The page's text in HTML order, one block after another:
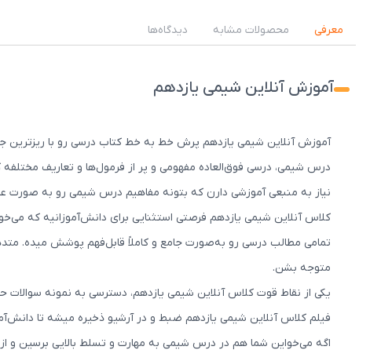
معرفی محصولات مشابه دیدگاه‌ها
آموزش آنلاین شیمی یازدهم
آموزش آنلاین شیمی یازدهم پرش خط به خط کتاب درسی رو با ریزترین
درس شیمی، درسی فوق‌العاده مفهومی و پر از فرمول‌ها و تعاریف
نیاز به منبعی آموزشی دارن که بتونه مفاهیم درس شیمی رو به صورت
کلاس‌ آنلاین شیمی یازدهم فرصتی استثنایی برای دانش‌آموزانیه که
تمامی مطالب درسی رو به‌صورت جامع و کاملاً قابل‌فهم پوشش میده.
متوجه بشن.
یکی از نقاط قوت کلاس آنلاین شیمی یازدهم، دسترسی به نمونه
فیلم کلاس آنلاین شیمی یازدهم ضبط و در آرشیو ذخیره میشه تا
اگه می‌خواین شما هم در درس شیمی به مهارت و تسلط بالایی برسین و